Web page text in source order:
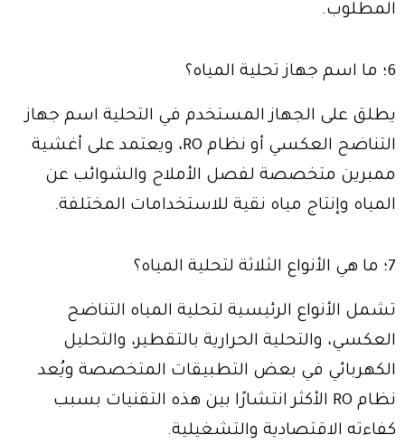
المطلوب.
6؛ ما اسم جهاز تحلية المياه؟
يطلق على الجهاز المستخدم في التحلية اسم جهاز
التناضح العكسي أو نظام RO، ويعتمد على أغشية
ممبرين متخصصة لفصل الأملاح والشوائب عن
المياه وإنتاج مياه نقية للاستخدامات المختلفة.
7؛ ما هي الأنواع الثلاثة لتحلية المياه؟
تشمل الأنواع الرئيسية لتحلية المياه التناضح
العكسي، والتحلية الحرارية بالتقطير، والتحليل
الكهربائي في بعض التطبيقات المتخصصة ويُعد
نظام RO الأكثر انتشارًا بين هذه التقنيات بسبب
كفاءته الاقتصادية والتشغيلية.